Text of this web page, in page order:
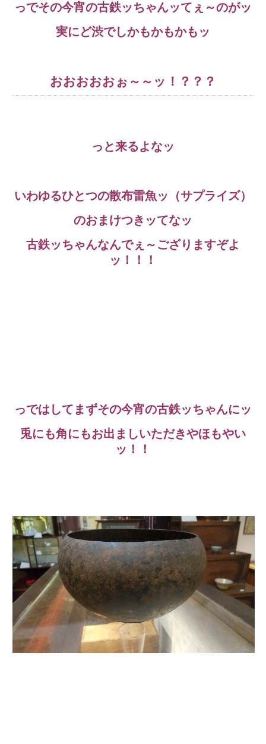
っでその今宵の古鉄ッちゃんッてぇ～のがッ
実にど渋でしかもかもかもッ
おおおおおぉ～～ッ！？？？
っと来るよなッ
いわゆるひとつの散布雷魚ッ（サプライズ）
のおまけつきッてなッ
古鉄ッちゃんなんでぇ～ござりますぞよ
ッ！！！
っではしてまずその今宵の古鉄ッちゃんにッ
兎にも角にもお出ましいただきやほもやい
ッ！！